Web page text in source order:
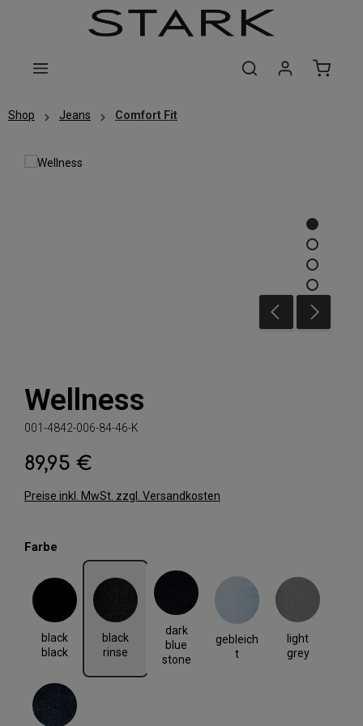
Zum Hauptinhalt springen
Shop Jeans Comfort Fit
Wellness
001-4842-006-84-46-K
Regulärer Preis:
89,95 €
Preise inkl. MwSt. zzgl. Versandkosten
Farbe
black
black
black black
black
rinse
black rinse
dark
blue
stone
dark blue stone
gebleich
t
gebleicht
light
grey
light grey
rinse blue